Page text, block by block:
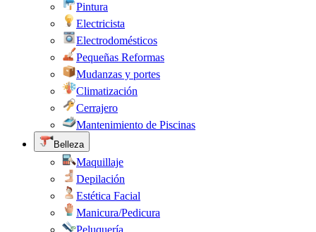
Pintura
Electricista
Electrodomésticos
Pequeñas Reformas
Mudanzas y portes
Climatización
Cerrajero
Mantenimiento de Piscinas
Belleza
Maquillaje
Depilación
Estética Facial
Manicura/Pedicura